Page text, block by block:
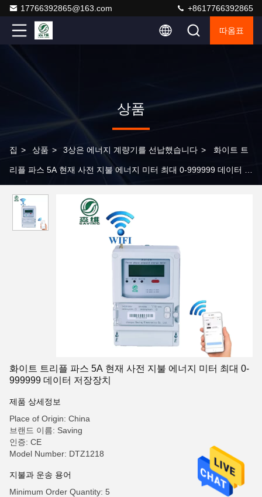
17766392865@163.com +8617766392865
따옴표
상품
집 > 상품 > 3상은 에너지 계량기를 선납했습니다 > 화이트 트
리플 파스 5A 현재 사전 지불 에너지 미터 최대 0-999999 데이터 저
화이트 트리플 파스 5A 현재 사전 지불 에너지 미터 최대 0-
999999 데이터 저장장치
제품 상세정보
Place of Origin: China
브랜드 이름: Saving
인증: CE
Model Number: DTZ1218
지불과 운송 용어
Minimum Order Quantity: 5